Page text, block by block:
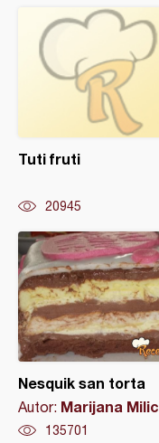
Tuti fruti
20945
Nesquik san torta
Autor: Marijana Milic
135701